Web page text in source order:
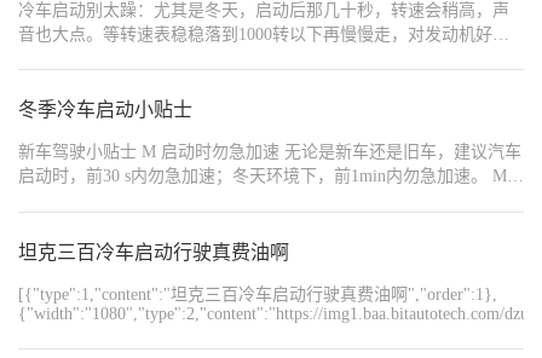
冷车启动别太躁：尤其是冬天，启动后那几十秒，转速会稍高，声
音也大点。等转速表稳稳落到1000转以下再慢慢走，对发动机好。
冬季冷车启动小贴士
新车驾驶小贴士 M 启动时勿急加速 无论是新车还是旧车，建议汽车
启动时，前30 s内勿急加速；冬天环境下，前1min内勿急加速。 M
慢暖机、平缓起步，严禁急加速。 • 不要维持同样的车速太久，无
便充分磨合发动机。 •受制造条件限制，新轮胎的附着性能尚未处于
最佳状态，前300km请谨慎行车。 •行驶约500km后，制动盘和制动
摩擦块才能达到理想的磨损和承载性能，尽量避免紧急停车，特别
坦克三百冷车启动行驶真费油啊
[{"type":1,"content":"坦克三百冷车启动行驶真费油啊","order":1},
{"width":"1080","type":2,"content":"https://img1.baa.bitautotech.com/